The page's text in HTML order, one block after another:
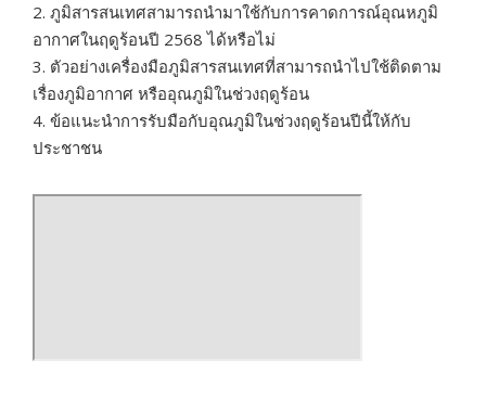
2. ภูมิสารสนเทศสามารถนำมาใช้กับการคาดการณ์อุณหภูมิ
อากาศในฤดูร้อนปี 2568 ได้หรือไม่
3. ตัวอย่างเครื่องมือภูมิสารสนเทศที่สามารถนำไปใช้ติดตาม
เรื่องภูมิอากาศ หรืออุณภูมิในช่วงฤดูร้อน
4. ข้อแนะนำการรับมือกับอุณภูมิในช่วงฤดูร้อนปีนี้ให้กับ
ประชาชน